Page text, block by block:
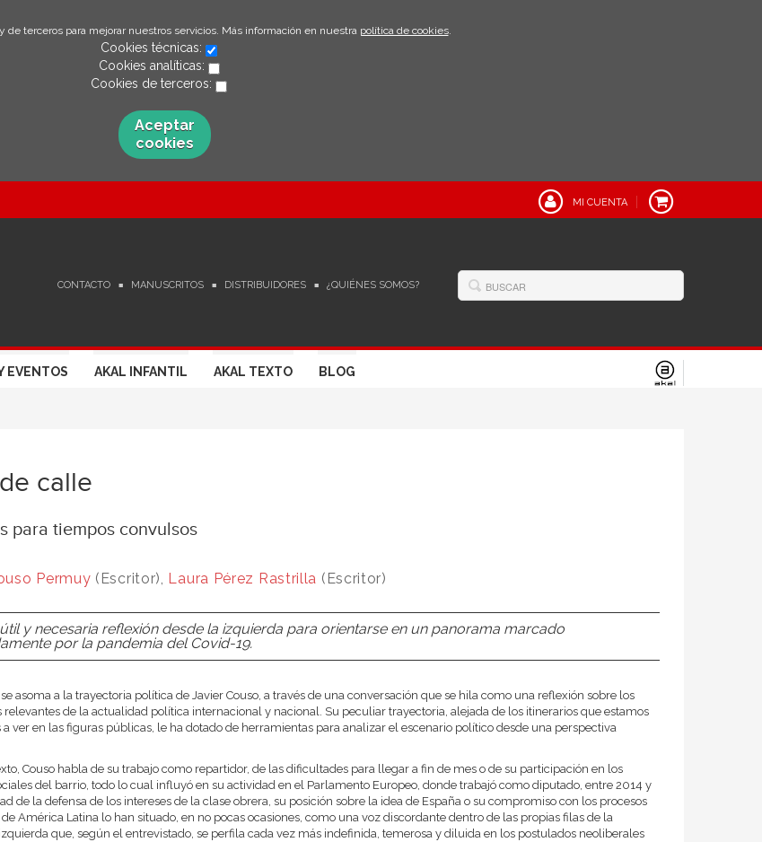
de terceros para mejorar nuestros servicios. Más información en nuestra política de cookies.
Cookies técnicas:
Cookies analíticas:
Cookies de terceros:
Aceptar
cookies
MI CUENTA
CONTACTO MANUSCRITOS DISTRIBUIDORES ¿QUIÉNES SOMOS?
EVENTOS AKAL INFANTIL AKAL TEXTO BLOG
calle
para tiempos convulsos
Permuy (Escritor), Laura Pérez Rastrilla (Escritor)
y necesaria reflexión desde la izquierda para orientarse en un panorama marcado
por la pandemia del Covid-19.
asoma a la trayectoria política de Javier Couso, a través de una conversación que se hila como una reflexión sobre los
de la actualidad política internacional y nacional. Su peculiar trayectoria, alejada de los itinerarios que estamos
ver en las figuras públicas, le ha dotado de herramientas para analizar el escenario político desde una perspectiva
Couso habla de su trabajo como repartidor, de las dificultades para llegar a fin de mes o de su participación en los
del barrio, todo lo cual influyó en su actividad en el Parlamento Europeo, donde trabajó como diputado, entre 2014 y
de la defensa de los intereses de la clase obrera, su posición sobre la idea de España o su compromiso con los procesos
América Latina lo han situado, en no pocas ocasiones, como una voz discordante dentro de las propias filas de la
que, según el entrevistado, se perfila cada vez más indefinida, temerosa y diluida en los postulados neoliberales